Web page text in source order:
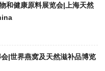
和健康原料展览会|上海天然
|世界燕窝及天然滋补品博览